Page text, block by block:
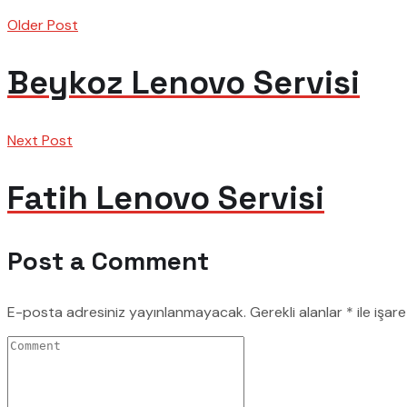
Older Post
Beykoz Lenovo Servisi
Next Post
Fatih Lenovo Servisi
Post a Comment
E-posta adresiniz yayınlanmayacak. Gerekli alanlar * ile